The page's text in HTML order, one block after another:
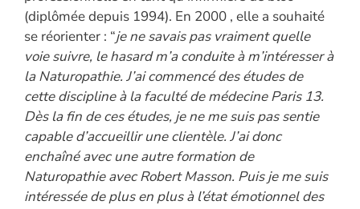
(diplômée depuis 1994). En 2000 , elle a souhaité
se réorienter : “je ne savais pas vraiment quelle
voie suivre, le hasard m’a conduite à m’intéresser à
la Naturopathie. J’ai commencé des études de
cette discipline à la faculté de médecine Paris 13.
Dès la fin de ces études, je ne me suis pas sentie
capable d’accueillir une clientèle. J’ai donc
enchaîné avec une autre formation de
Naturopathie avec Robert Masson. Puis je me suis
intéressée de plus en plus à l’état émotionnel des